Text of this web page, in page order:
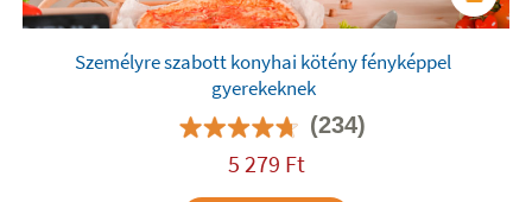
Személyre szabott konyhai kötény fényképpel
gyerekeknek
(234)
5 279 Ft